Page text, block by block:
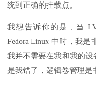
统到正确的挂载点。
我想告诉你的是，当
Fedora Linux 中时，我是
我并不需要在我和我的
是我错了，逻辑卷管理是